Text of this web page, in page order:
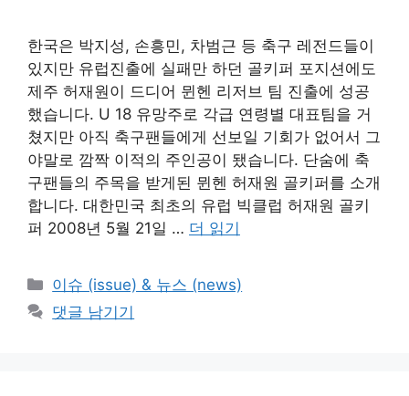
한국은 박지성, 손흥민, 차범근 등 축구 레전드들이
있지만 유럽진출에 실패만 하던 골키퍼 포지션에도
제주 허재원이 드디어 뮌헨 리저브 팀 진출에 성공
했습니다. U 18 유망주로 각급 연령별 대표팀을 거
쳤지만 아직 축구팬들에게 선보일 기회가 없어서 그
야말로 깜짝 이적의 주인공이 됐습니다. 단숨에 축
구팬들의 주목을 받게된 뮌헨 허재원 골키퍼를 소개
합니다. 대한민국 최초의 유럽 빅클럽 허재원 골키
퍼 2008년 5월 21일 … 더 읽기
카
테
고
이슈 (issue) & 뉴스 (news)
댓글 남기기